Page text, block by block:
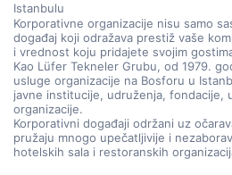
Istanbulu
Korporativne organizacije nisu samo
događaj koji odražava prestiž vaše
i vrednost koju pridajete svojim
Kao Lüfer Tekneler Grubu, od 1979.
usluge organizacije na Bosforu u
javne institucije, udruženja, fondacije,
organizacije.
Korporativni događaji održani uz
pružaju mnogo upečatljivije i
hotelskih sala i restoranskih